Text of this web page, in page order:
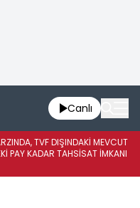
Canlı
TVF DIŞINDAKİ MEVCUT
PAY KADAR TAHSİSAT İMKANI